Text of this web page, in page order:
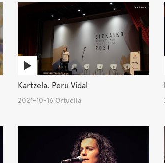
Kartzela. Peru Vidal
2021-10-16 Ortuella